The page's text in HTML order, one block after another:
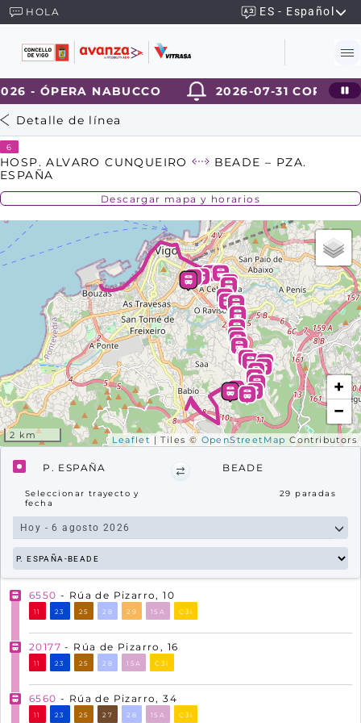
HOLA ES - Español
- ÓPERA NABUCCO 2026-07-31 CORTE
Detalle de línea
6
HOSP. ALVARO CUNQUEIRO
BEADE – PZA.
ESPAÑA
Descargar mapa y horarios
P. ESPAÑA BEADE
Seleccionar trayecto y
fecha
29 paradas
6550 - Rúa de Pizarro, 10
11 23 25 28 29 15A C3i
20177 - Rúa de Pizarro, 16
11 23 25 28 15A C3i
6560 - Rúa de Pizarro, 34
11 23 25 27 28 15A C3i
2 km
+
−
Leaflet | Tiles © OpenStreetMap Contributors